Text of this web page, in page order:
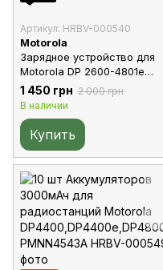
Артикул: HRBV-000540
Motorola
Зарядное устройство для
Motorola DP 2600-4801e
WPLN 4226A
1 450 грн 2 000 грн
В наличии
Купить